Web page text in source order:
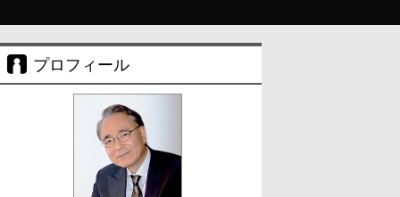
プロフィール